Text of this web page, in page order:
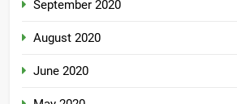
September 2020
August 2020
June 2020